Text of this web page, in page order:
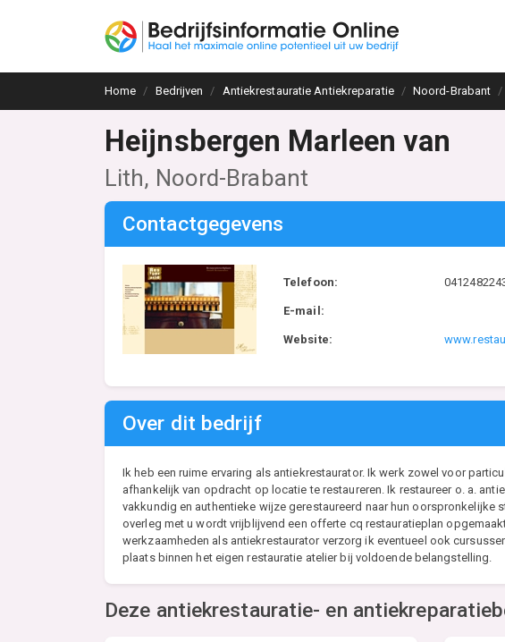
Home Bedrijven Antiekrestauratie Antiekreparatie Noord-Brabant
Heijnsbergen Marleen van
Lith, Noord-Brabant
Contactgegevens
Telefoon:
E-mail:
Website:
Over dit bedrijf
Ik heb een ruime ervaring als antiekrestaurator. Ik werk zowel voor
afhankelijk van opdracht op locatie te restaureren. Ik restaureer o. a.
vakkundig en authentieke wijze gerestaureerd naar hun oorspronkelijke
overleg met u wordt vrijblijvend een offerte cq restauratieplan
werkzaamheden als antiekrestaurator verzorg ik eventueel ook
plaats binnen het eigen restauratie atelier bij voldoende belangstelling.
Deze antiekrestauratie- en